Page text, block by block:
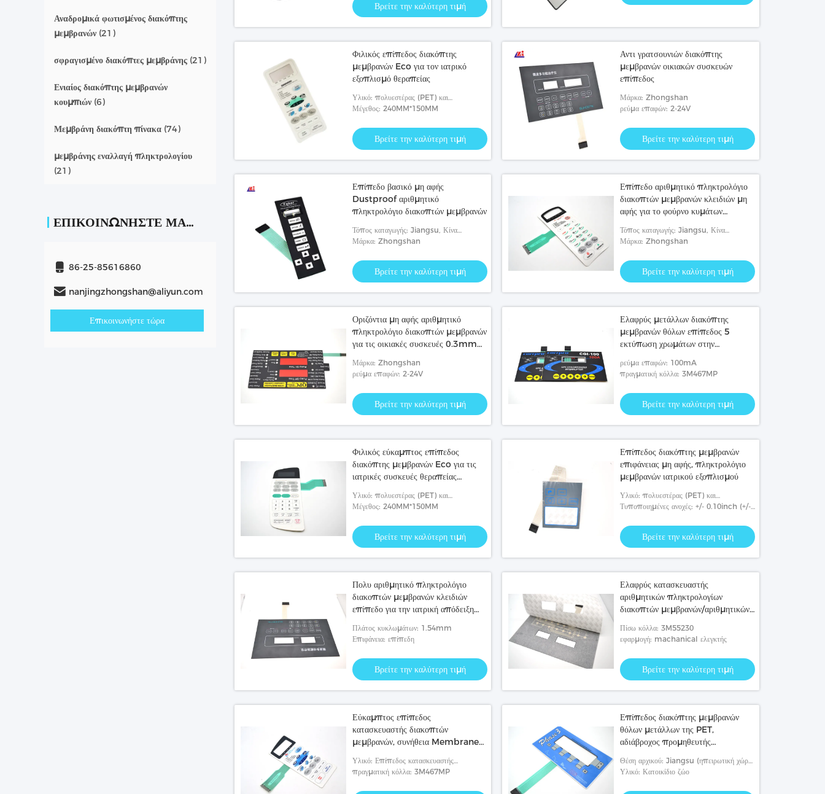
Αναδρομικά φωτισμένος διακόπτης
μεμβρανών (21)
σφραγισμένο διακόπτες μεμβράνης (21)
Ενιαίος διακόπτης μεμβρανών
κουμπιών (6)
Μεμβράνη διακόπτη πίνακα (74)
μεμβράνης εναλλαγή πληκτρολογίου
(21)
ΕΠΙΚΟΙΝΩΝΉΣΤΕ ΜΑΖΊ ΜΑΣ
86-25-85616860
nanjingzhongshan@aliyun.com
Επικοινωνήστε τώρα
Βρείτε την καλύτερη τιμή
Φιλικός επίπεδος διακόπτης
μεμβρανών Eco για τον ιατρικό
εξοπλισμό θεραπείας
Υλικό: πολυεστέρας (PET) και
πολυάνθρακας (PC).
Μέγεθος: 240MM*150MM
Βρείτε την καλύτερη τιμή
Αντι γρατσουνιών διακόπτης
μεμβρανών οικιακών συσκευών
επίπεδος
Μάρκα: Zhongshan
ρεύμα επαφών: 2-24V
Βρείτε την καλύτερη τιμή
Επίπεδο βασικό μη αφής
Dustproof αριθμητικό
πληκτρολόγιο διακοπτών μεμβρανών
Τόπος καταγωγής: Jiangsu, Κίνα
(ηπειρωτική χώρα)
Μάρκα: Zhongshan
Βρείτε την καλύτερη τιμή
Επίπεδο αριθμητικό πληκτρολόγιο
διακοπτών μεμβρανών κλειδιών μη
αφής για το φούρνο κυμάτων
Τόπος καταγωγής: Jiangsu, Κίνα
(ηπειρωτική χώρα)
Μάρκα: Zhongshan
Βρείτε την καλύτερη τιμή
Οριζόντια μη αφής αριθμητικό
πληκτρολόγιο διακοπτών μεμβρανών
για τις οικιακές συσκευές 0.3mm
Μάρκα: Zhongshan
ρεύμα επαφών: 2-24V
Βρείτε την καλύτερη τιμή
Ελαφρύς μετάλλων διακόπτης
μεμβρανών θόλων επίπεδος 5
εκτύπωση χρωμάτων στην
ρεύμα επαφών: 100mA
πραγματική κόλλα: 3M467MP
Βρείτε την καλύτερη τιμή
Φιλικός εύκαμπτος επίπεδος
διακόπτης μεμβρανών Eco για τις
ιατρικές συσκευές θεραπείας
Υλικό: πολυεστέρας (PET) και
πολυάνθρακας (PC).
Μέγεθος: 240MM*150MM
Βρείτε την καλύτερη τιμή
Επίπεδος διακόπτης μεμβρανών
επιφάνειας μη αφής, πληκτρολόγιο
μεμβρανών ιατρικού εξοπλισμού
Υλικό: πολυεστέρας (PET) και
πολυάνθρακας (PC).
Τυποποιημένες ανοχές: +/- 0.10inch (+/-
Βρείτε την καλύτερη τιμή
Πολυ αριθμητικό πληκτρολόγιο
διακοπτών μεμβρανών κλειδιών
επίπεδο για την ιατρική απόδειξη
Πλάτος κυκλωμάτων: 1.54mm
Επιφάνεια: επίπεδη
Βρείτε την καλύτερη τιμή
Ελαφρύς κατασκευαστής
αριθμητικών πληκτρολογίων
διακοπτών μεμβρανών/αριθμητικών
συνήθειας
Πίσω κόλλα: 3M55230
εφαρμογή: machanical ελεγκτής
Βρείτε την καλύτερη τιμή
Εύκαμπτος επίπεδος
κατασκευαστής διακοπτών
μεμβρανών, συνήθεια Membrane
Υλικό: Επίπεδος κατασκευαστής
διακοπτών μεμβρανών
πραγματική κόλλα: 3M467MP
Επίπεδος διακόπτης μεμβρανών
θόλων μετάλλων της PET,
αδιάβροχος προμηθευτής
μεμβρανών
Θέση αρχικού: Jiangsu (ηπειρωτική χώρα
της Κίνας)
Υλικό: Κατοικίδιο ζώο